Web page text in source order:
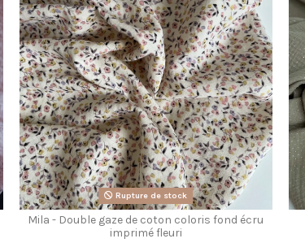
Rupture de stock
Mila - Double gaze de coton coloris fond écru
imprimé fleuri